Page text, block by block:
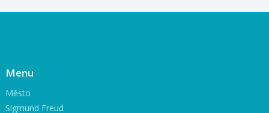
Menu
Město
Sigmund Freud